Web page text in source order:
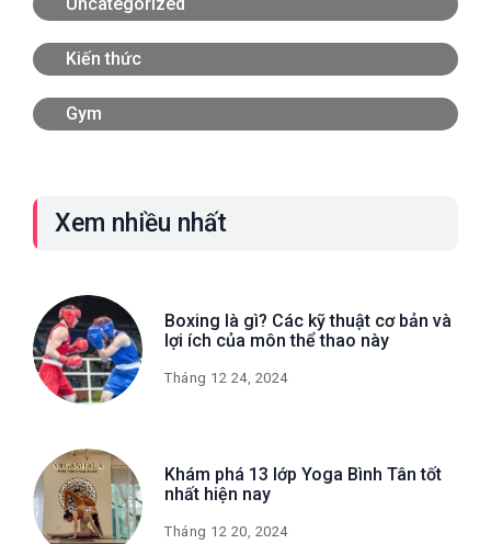
Kiến thức
Gym
Xem nhiều nhất
Boxing là gì? Các kỹ thuật cơ bản và
lợi ích của môn thể thao này
Tháng 12 24, 2024
Khám phá 13 lớp Yoga Bình Tân tốt
nhất hiện nay
Tháng 12 20, 2024